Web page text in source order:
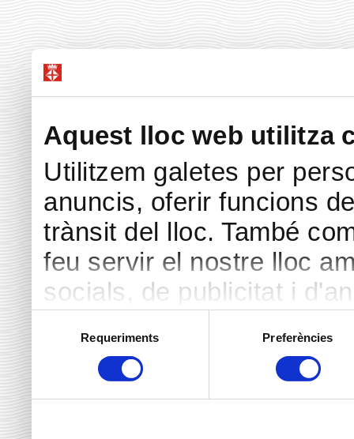
Aquest lloc web utilitza
Utilitzem galetes per
anuncis, oferir funcions
trànsit del lloc. També
feu servir el nostre lloc
socials, de publicitat i
hàgiu proporcionat o
heu fet dels seus serveis.
consentiment
Requeriments Preferències